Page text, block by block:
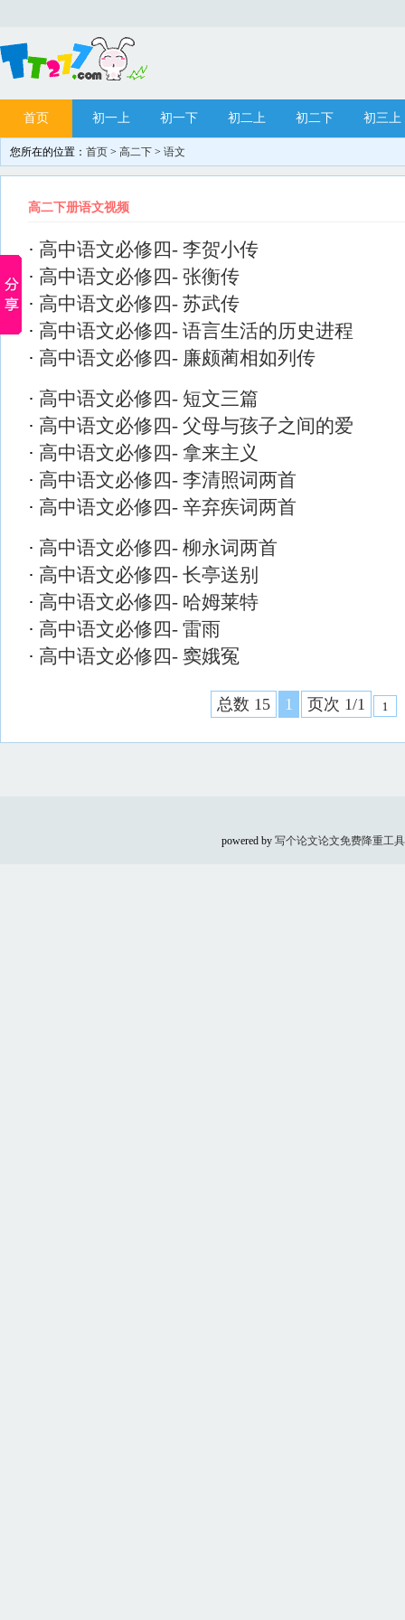
首页 初一上 初一下 初二上 初二下 初三上
网站站务 目录
您所在的位置： 首页 > 高二下 > 语文
高二下册语文视频
· 高中语文必修四- 李贺小传
· 高中语文必修四- 张衡传
· 高中语文必修四- 苏武传
· 高中语文必修四- 语言生活的历史进程
· 高中语文必修四- 廉颇蔺相如列传
· 高中语文必修四- 短文三篇
· 高中语文必修四- 父母与孩子之间的爱
· 高中语文必修四- 拿来主义
· 高中语文必修四- 李清照词两首
· 高中语文必修四- 辛弃疾词两首
· 高中语文必修四- 柳永词两首
· 高中语文必修四- 长亭送别
· 高中语文必修四- 哈姆莱特
· 高中语文必修四- 雷雨
· 高中语文必修四- 窦娥冤
总数 15 1 页次 1/1
powered by 写个论文论文免费降重工具